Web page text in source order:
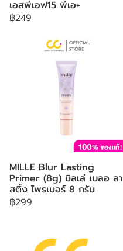
เอสพีเอฟ15 พีเอ+
฿249
MILLE Blur Lasting
Primer (8g) มิลเล่ เบลอ ลา
สติ้ง ไพรเมอร์ 8 กรัม
฿299